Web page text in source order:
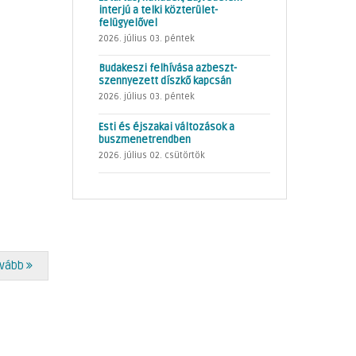
interjú a telki közterület-
felügyelővel
2026. július 03. péntek
Budakeszi felhívása azbeszt-
szennyezett díszkő kapcsán
2026. július 03. péntek
Esti és éjszakai változások a
buszmenetrendben
2026. július 02. csütörtök